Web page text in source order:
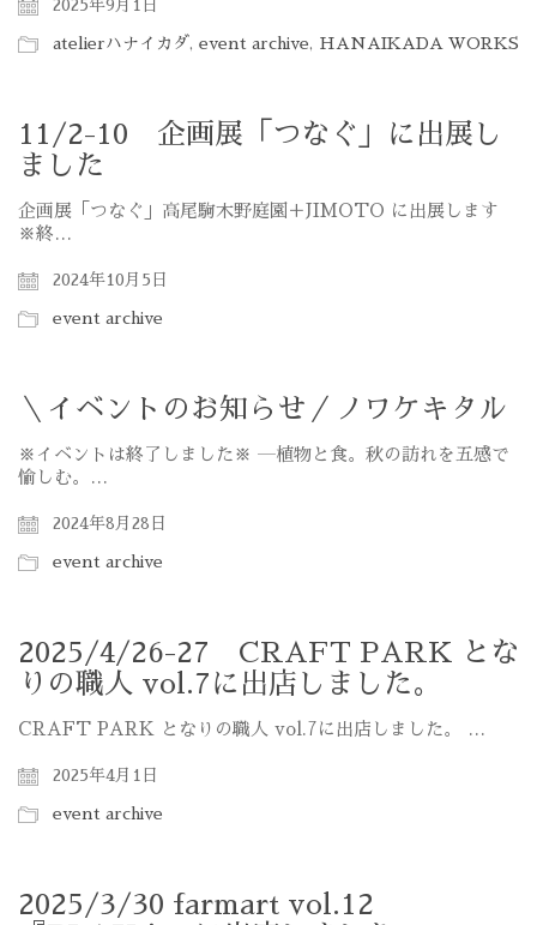
2025年9月1日
atelierハナイカダ , event archive, HANAIKADA WORKS
11/2-10 企画展「つなぐ」に出展し
ました
企画展「つなぐ」高尾駒木野庭園＋JIMOTO に出展します
※終…
2024年10月5日
event archive
＼イベントのお知らせ／ノワケキタル
※イベントは終了しました※ ―植物と食。秋の訪れを五感で
愉しむ。…
2024年8月28日
event archive
2025/4/26-27 CRAFT PARK とな
りの職人 vol.7に出店しました。
CRAFT PARK となりの職人 vol.7に出店しました。 …
2025年4月1日
event archive
2025/3/30 farmart vol.12